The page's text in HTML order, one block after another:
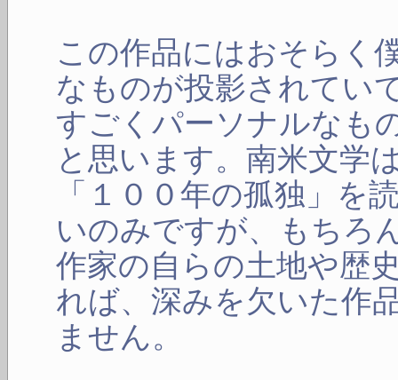
この作品にはおそらく
なものが投影されてい
すごくパーソナルなも
と思います。南米文学
「１００年の孤独」を
いのみですが、もちろ
作家の自らの土地や歴
れば、深みを欠いた作
ません。